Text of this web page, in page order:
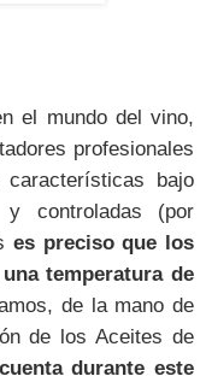
el mundo del vino,
profesionales
bajo
y controladas (por
es preciso que los
temperatura de
de la mano de
de los Aceites de
durante este